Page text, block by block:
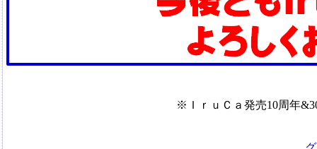
※ＩｒｕＣａ発売10周年